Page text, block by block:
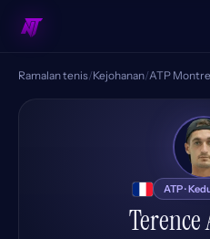
Ramalan tenis/Kejohanan/ATP
ATP ·